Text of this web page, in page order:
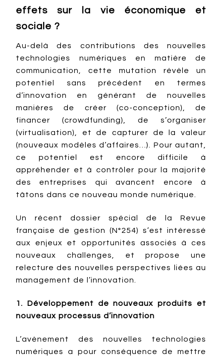
effets sur la vie économique et
sociale ?
Au-delà des contributions des nouvelles
technologies numériques en matière de
communication, cette mutation révèle un
potentiel sans précédent en termes
d’innovation en générant de nouvelles
manières de créer (co-conception), de
financer (crowdfunding), de s’organiser
(virtualisation), et de capturer de la valeur
(nouveaux modèles d’affaires…). Pour autant,
ce potentiel est encore difficile à
appréhender et à contrôler pour la majorité
des entreprises qui avancent encore à
tâtons dans ce nouveau monde numérique.
Un récent dossier spécial de la Revue
française de gestion (N°254) s’est intéressé
aux enjeux et opportunités associés à ces
nouveaux challenges, et propose une
relecture des nouvelles perspectives liées au
management de l’innovation.
1. Développement de nouveaux produits et
nouveaux processus d’innovation
L’avènement des nouvelles technologies
numériques a pour conséquence de mettre